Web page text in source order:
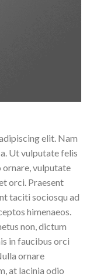
elit. Nam
Ut vulputate felis
ornare, vulputate
orci. Praesent
taciti sociosqu ad
himenaeos.
non, dictum
in faucibus orci
ornare
at lacinia odio